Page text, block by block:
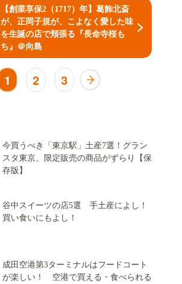
【創業享保2（1717）年】葛飾北斎
が、正岡子規が、こよなく愛した味
を生誕の店で頬張る『長命寺桜も
ち』＠向島
1 2 3
今買うべき「東京駅」土産7選！グラン
スタ東京、限定販売の商品がずらり【保
存版】
谷中スイーツの店5選 手土産によし！
買い食いにもよし！
成田空港第3ターミナルはフードコート
が楽しい！ 空港で買える・食べられる